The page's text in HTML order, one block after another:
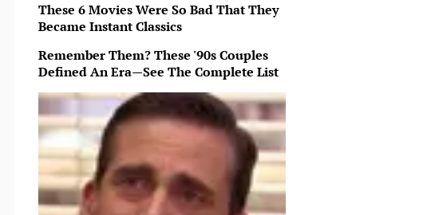
These 6 Movies Were So Bad That They
Became Instant Classics
Remember Them? These '90s Couples
Defined An Era—See The Complete List